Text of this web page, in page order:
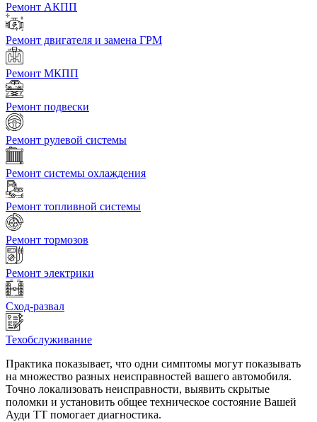
Ремонт АКПП
Ремонт двигателя и замена ГРМ
Ремонт МКПП
Ремонт подвески
Ремонт рулевой системы
Ремонт системы охлаждения
Ремонт топливной системы
Ремонт тормозов
Ремонт электрики
Сход-развал
Техобслуживание
Практика показывает, что одни симптомы могут показывать
на множество разных неисправностей вашего автомобиля.
Точно локализовать неисправности, выявить скрытые
поломки и установить общее техническое состояние Вашей
Ауди ТТ помогает диагностика.